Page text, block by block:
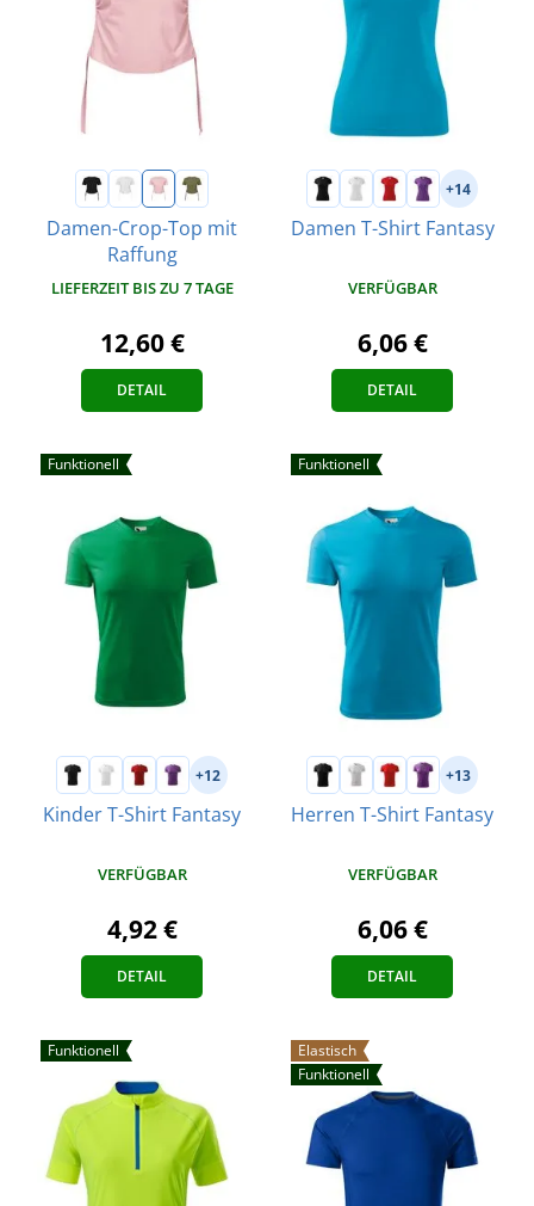
Damen-Crop-Top mit
Raffung
LIEFERZEIT BIS ZU 7 TAGE
12,60 €
DETAIL
+14
Damen T-Shirt Fantasy
VERFÜGBAR
6,06 €
DETAIL
Funktionell
+12
Kinder T-Shirt Fantasy
VERFÜGBAR
4,92 €
DETAIL
Funktionell
+13
Herren T-Shirt Fantasy
VERFÜGBAR
6,06 €
DETAIL
Funktionell
Elastisch
Funktionell